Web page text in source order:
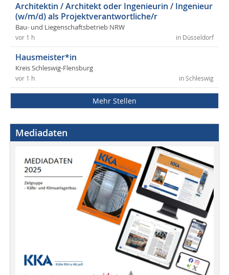
Architektin / Architekt oder Ingenieurin / Ingenieur
(w/m/d) als Projektverantwortliche/r
Bau- und Liegenschaftsbetrieb NRW
in Düsseldorf
vor 1 h
Hausmeister*in
Kreis Schleswig-Flensburg
in Schleswig
vor 1 h
Mehr Stellen
Mediadaten